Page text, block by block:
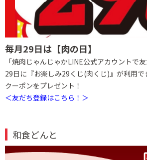
毎月29日は【肉の日】
「焼肉じゃんじゃかLINE公式アカウントで
29日に『お楽しみ29くじ(肉くじ)』が利用
クーポンをプレゼント！
＜友だち登録はこちら！＞
和食どんと